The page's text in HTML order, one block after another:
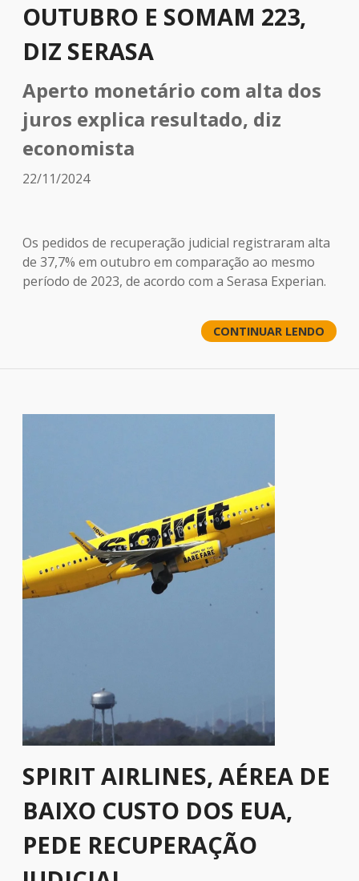
OUTUBRO E SOMAM 223,
DIZ SERASA
Aperto monetário com alta dos
juros explica resultado, diz
economista
22/11/2024
Os pedidos de recuperação judicial registraram alta
de 37,7% em outubro em comparação ao mesmo
período de 2023, de acordo com a Serasa Experian.
CONTINUAR LENDO
SPIRIT AIRLINES, AÉREA DE
BAIXO CUSTO DOS EUA,
PEDE RECUPERAÇÃO